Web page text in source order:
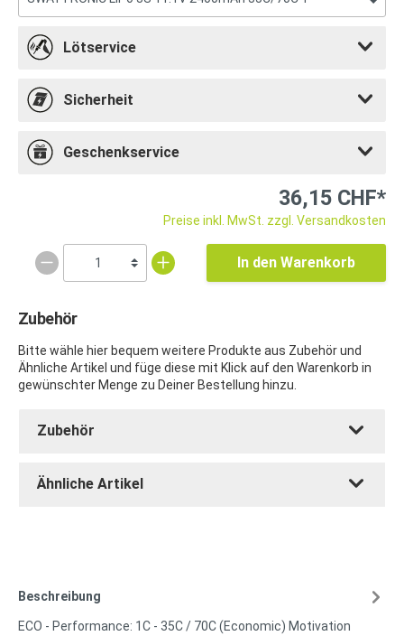
Lötservice
Sicherheit
Geschenkservice
36,15 CHF*
Preise inkl. MwSt. zzgl. Versandkosten
In den Warenkorb
Zubehör
Bitte wähle hier bequem weitere Produkte aus Zubehör und
Ähnliche Artikel und füge diese mit Klick auf den Warenkorb in
gewünschter Menge zu Deiner Bestellung hinzu.
Zubehör
Ähnliche Artikel
Beschreibung
ECO - Performance: 1C - 35C / 70C (Economic) Motivation